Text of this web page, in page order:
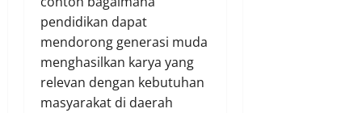
pendidikan dapat
mendorong generasi muda
menghasilkan karya yang
relevan dengan kebutuhan
masyarakat di daerah